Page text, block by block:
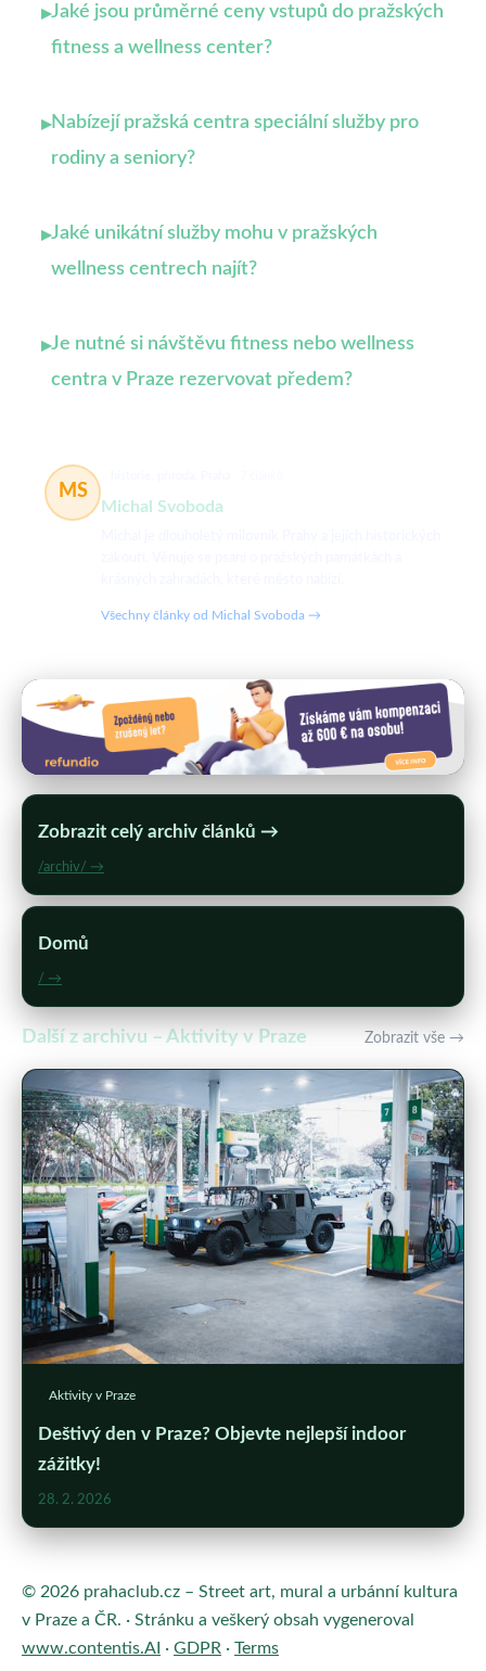
▸Jaké jsou průměrné ceny vstupů do pražských
fitness a wellness center?
▸Nabízejí pražská centra speciální služby pro
rodiny a seniory?
▸Jaké unikátní služby mohu v pražských
wellness centrech najít?
▸Je nutné si návštěvu fitness nebo wellness
centra v Praze rezervovat předem?
MS
Michal Svoboda
Všechny články od Michal Svoboda →
Zobrazit celý archiv článků →
/archiv/ →
Domů
/ →
Další z archivu – Aktivity v Praze Zobrazit vše →
Aktivity v Praze
Deštivý den v Praze? Objevte nejlepší indoor
zážitky!
28. 2. 2026
© 2026 prahaclub.cz – Street art, mural a urbánní kultura
v Praze a ČR. · Stránku a veškerý obsah vygeneroval
www.contentis.AI · GDPR · Terms